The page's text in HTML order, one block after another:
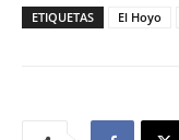
ETIQUETAS El Hoyo